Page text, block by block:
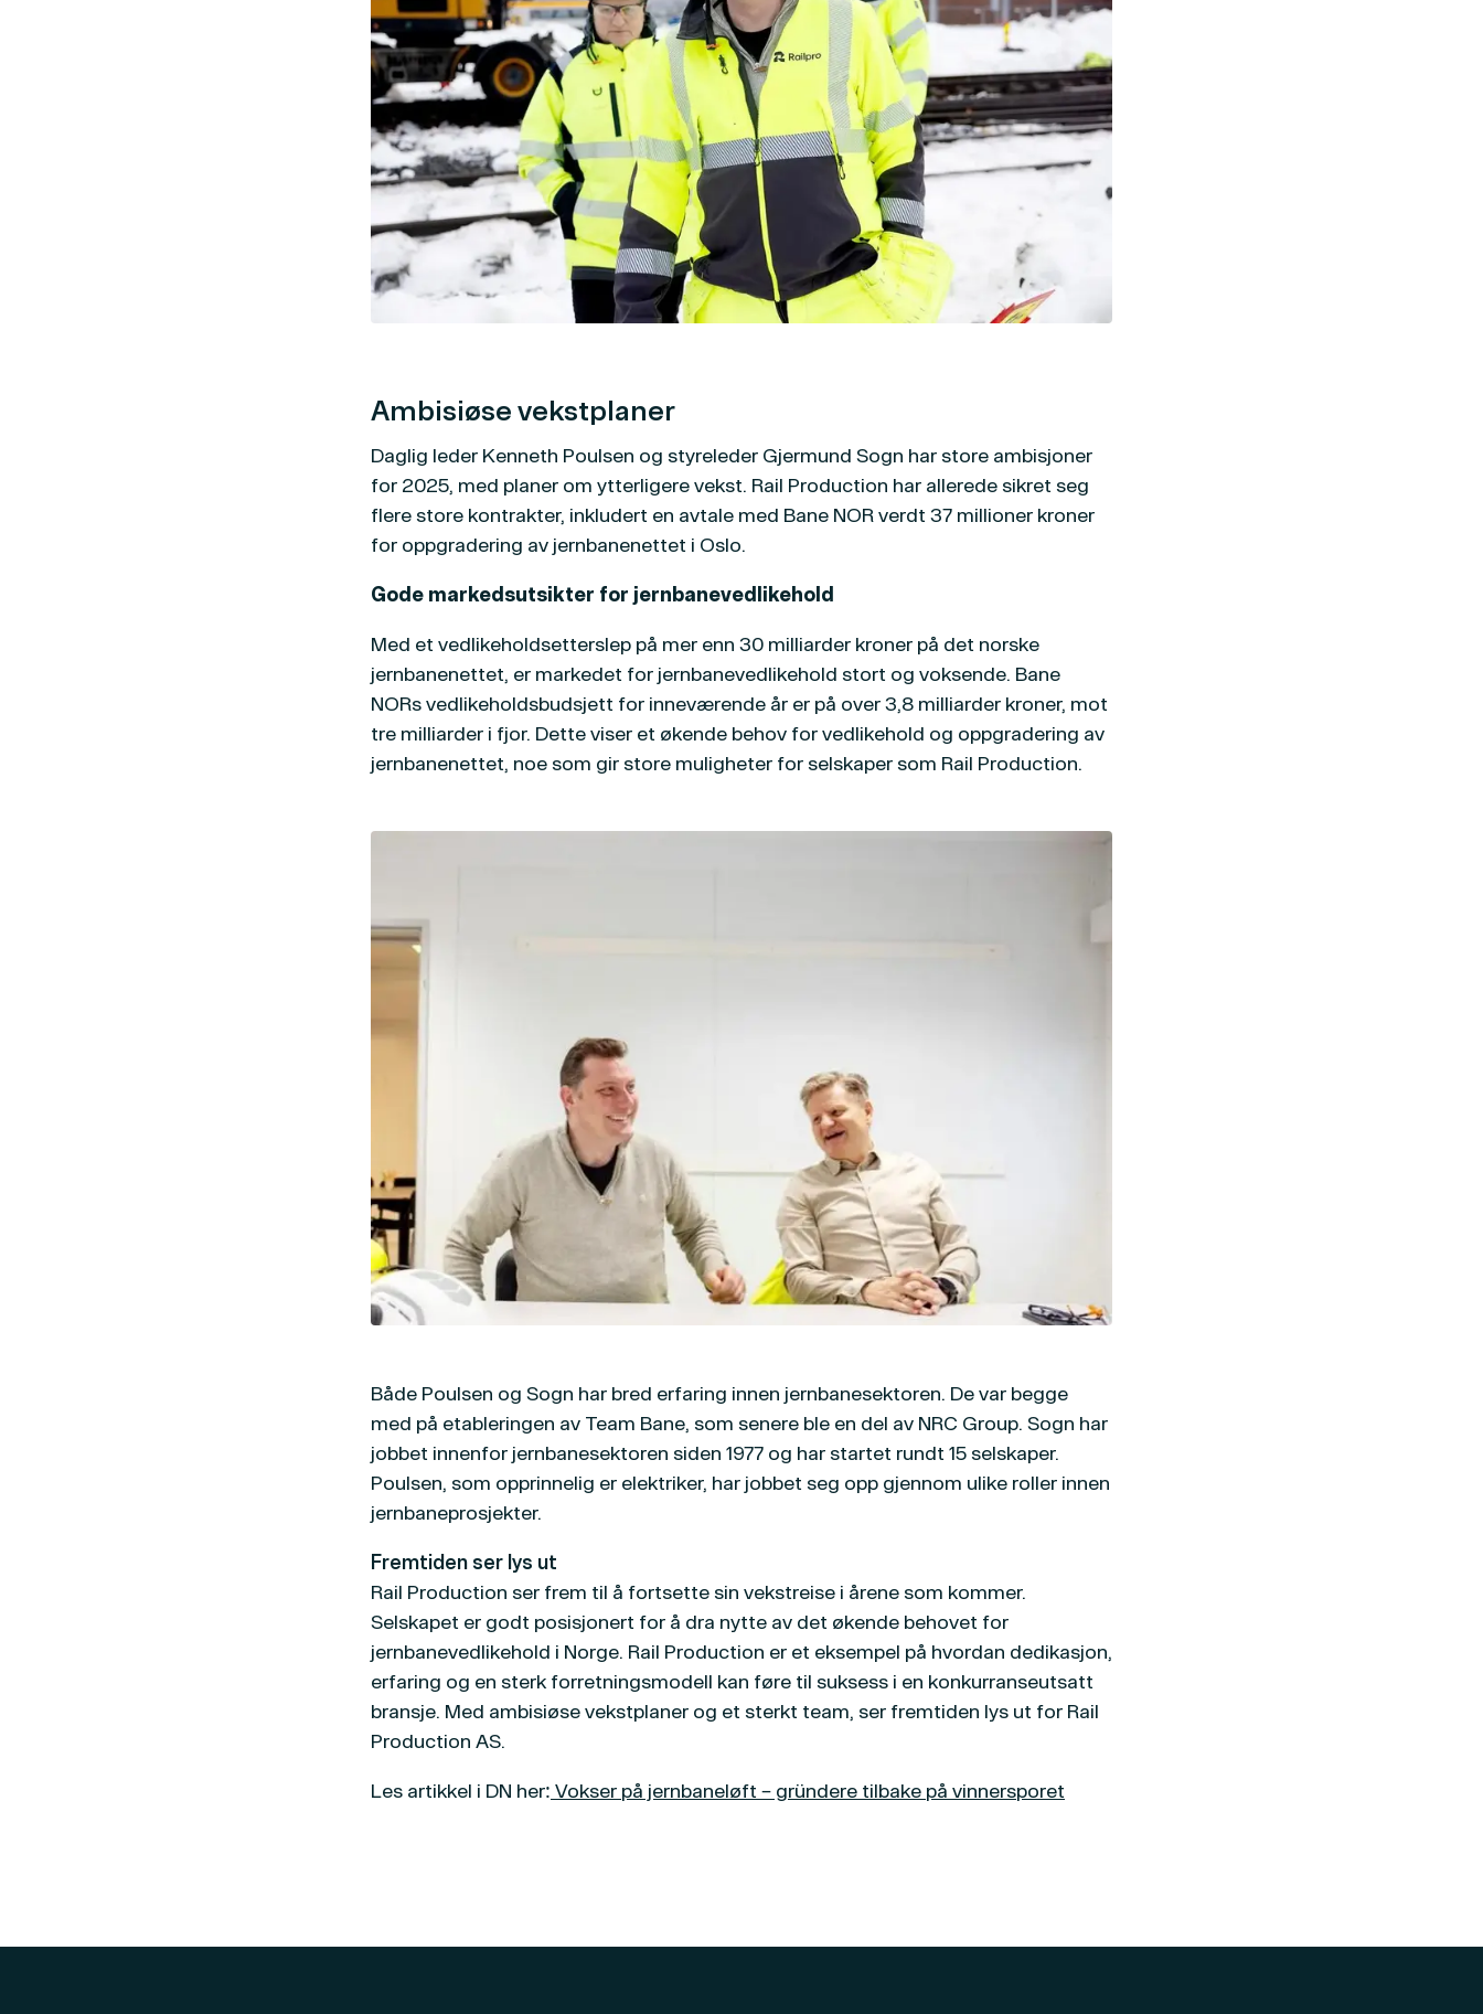
Ambisiøse vekstplaner
Daglig leder Kenneth Poulsen og styreleder Gjermund Sogn har store ambisjoner
for 2025, med planer om ytterligere vekst. Rail Production har allerede sikret seg
flere store kontrakter, inkludert en avtale med Bane NOR verdt 37 millioner kroner
for oppgradering av jernbanenettet i Oslo.
Gode markedsutsikter for jernbanevedlikehold
Med et vedlikeholdsetterslep på mer enn 30 milliarder kroner på det norske
jernbanenettet, er markedet for jernbanevedlikehold stort og voksende. Bane
NORs vedlikeholdsbudsjett for inneværende år er på over 3,8 milliarder kroner, mot
tre milliarder i fjor. Dette viser et økende behov for vedlikehold og oppgradering av
jernbanenettet, noe som gir store muligheter for selskaper som Rail Production.
Både Poulsen og Sogn har bred erfaring innen jernbanesektoren. De var begge
med på etableringen av Team Bane, som senere ble en del av NRC Group. Sogn har
jobbet innenfor jernbanesektoren siden 1977 og har startet rundt 15 selskaper.
Poulsen, som opprinnelig er elektriker, har jobbet seg opp gjennom ulike roller innen
jernbaneprosjekter.
Fremtiden ser lys ut
Rail Production ser frem til å fortsette sin vekstreise i årene som kommer.
Selskapet er godt posisjonert for å dra nytte av det økende behovet for
jernbanevedlikehold i Norge. Rail Production er et eksempel på hvordan dedikasjon,
erfaring og en sterk forretningsmodell kan føre til suksess i en konkurranseutsatt
bransje. Med ambisiøse vekstplaner og et sterkt team, ser fremtiden lys ut for Rail
Production AS.
Les artikkel i DN her: Vokser på jernbaneløft – gründere tilbake på vinnersporet